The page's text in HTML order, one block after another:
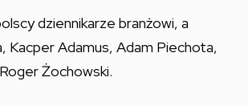
dziennikarze branżowi, a
Kacper Adamus, Adam Piechota,
Żochowski.